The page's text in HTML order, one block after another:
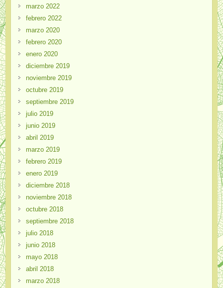
marzo 2022
febrero 2022
marzo 2020
febrero 2020
enero 2020
diciembre 2019
noviembre 2019
octubre 2019
septiembre 2019
julio 2019
junio 2019
abril 2019
marzo 2019
febrero 2019
enero 2019
diciembre 2018
noviembre 2018
octubre 2018
septiembre 2018
julio 2018
junio 2018
mayo 2018
abril 2018
marzo 2018